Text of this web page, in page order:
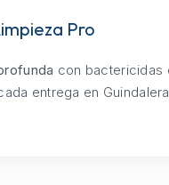
Pro
con bactericidas
entrega en